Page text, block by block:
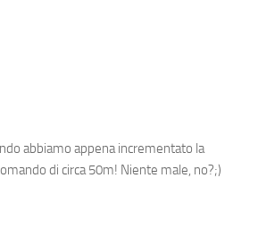
abbiamo appena incrementato la
di circa 50m! Niente male, no?;)